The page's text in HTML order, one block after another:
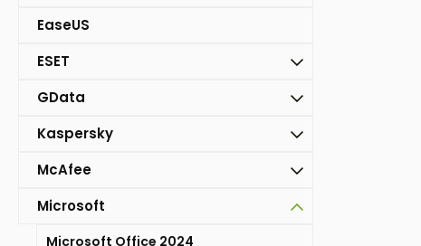
EaseUS
ESET
GData
Kaspersky
McAfee
Microsoft
Microsoft Office 2024